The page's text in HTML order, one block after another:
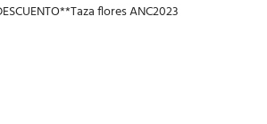
flores ANC2023